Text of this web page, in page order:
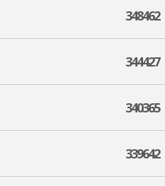
348462
344427
340365
339642